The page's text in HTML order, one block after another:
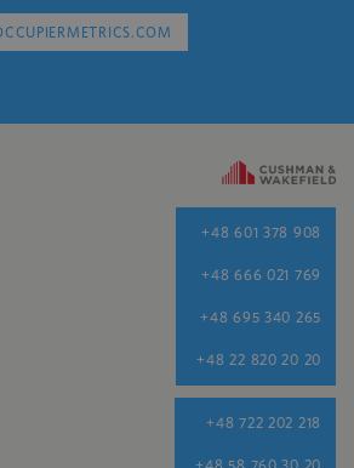
+48 601 378 908
+48 666 021 769
+48 695 340 265
+48 22 820 20 20
+48 722 202 218